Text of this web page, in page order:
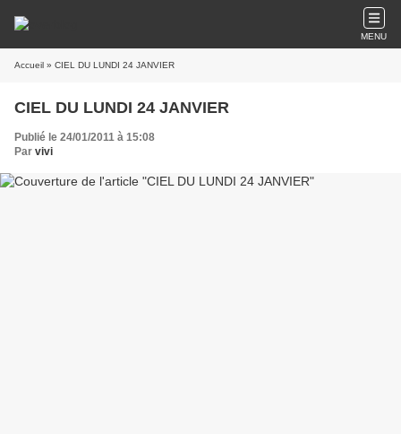
MENU
Accueil » CIEL DU LUNDI 24 JANVIER
CIEL DU LUNDI 24 JANVIER
Publié le 24/01/2011 à 15:08
Par vivi